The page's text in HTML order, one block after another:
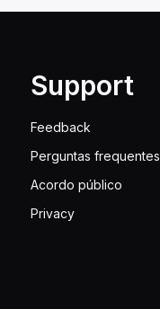
Support
Feedback
Perguntas frequentes
Acordo público
Privacy